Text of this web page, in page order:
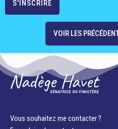
VOIR LES
Vous souhaitez me contacter ?